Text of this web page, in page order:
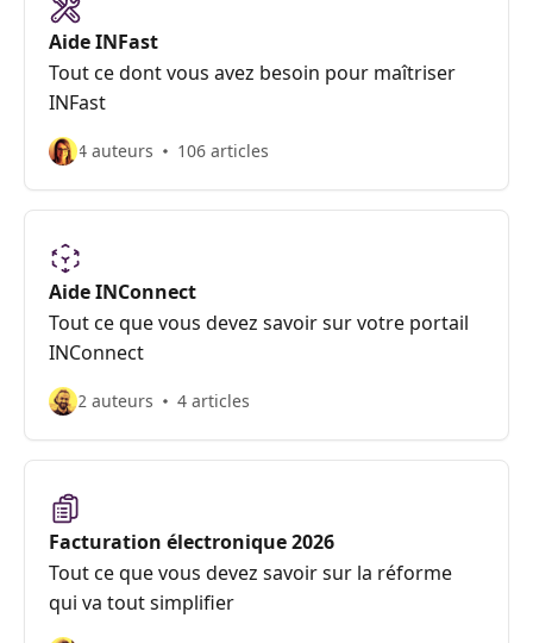
Aide INFast
Tout ce dont vous avez besoin pour maîtriser
INFast
4 auteurs 106 articles
Aide INConnect
Tout ce que vous devez savoir sur votre portail
INConnect
2 auteurs 4 articles
Facturation électronique 2026
Tout ce que vous devez savoir sur la réforme
qui va tout simplifier